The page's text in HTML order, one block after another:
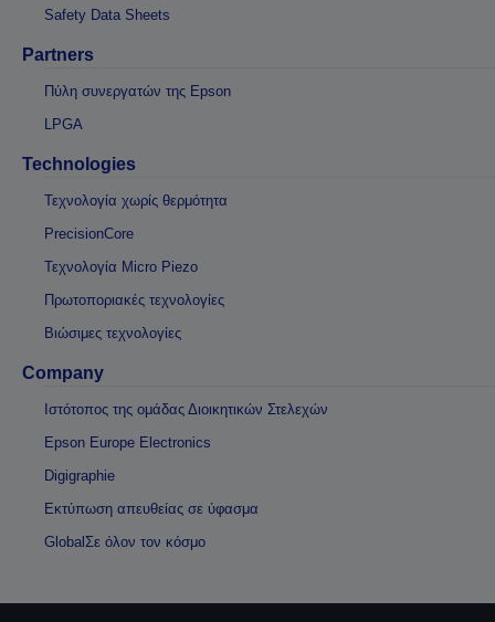
Safety Data Sheets
Partners
Πύλη συνεργατών της Epson
LPGA
Technologies
Τεχνολογία χωρίς θερμότητα
PrecisionCore
Τεχνολογία Micro Piezo
Πρωτοποριακές τεχνολογίες
Βιώσιμες τεχνολογίες
Company
Ιστότοπος της ομάδας Διοικητικών Στελεχών
Epson Europe Electronics
Digigraphie
Εκτύπωση απευθείας σε ύφασμα
GlobalΣε όλον τον κόσμο